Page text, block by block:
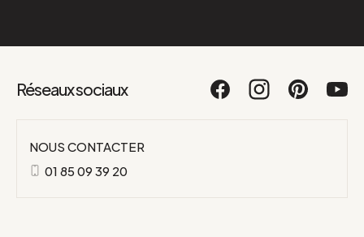
Réseaux sociaux
NOUS CONTACTER
01 85 09 39 20